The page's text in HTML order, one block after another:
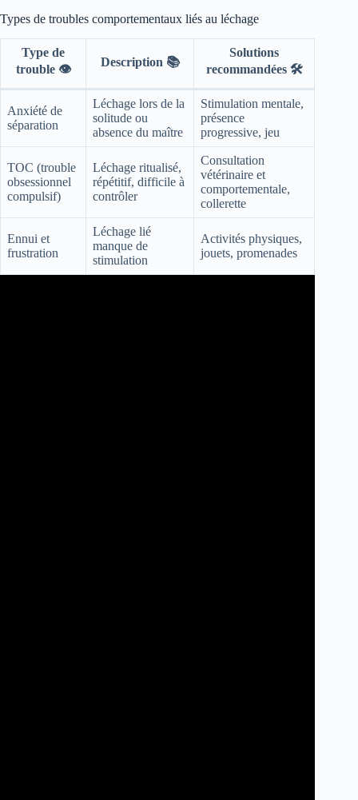
Types de troubles comportementaux liés au léchage
Type de
trouble 👁️
Description 📚
Solutions
recommandées 🛠️
Anxiété de
séparation
Léchage lors de la
solitude ou
absence du maître
Stimulation mentale,
présence
progressive, jeu
TOC (trouble
obsessionnel
compulsif)
Léchage ritualisé,
répétitif, difficile à
contrôler
Consultation
vétérinaire et
comportementale,
collerette
Ennui et
frustration
Léchage lié
manque de
stimulation
Activités physiques,
jouets, promenades